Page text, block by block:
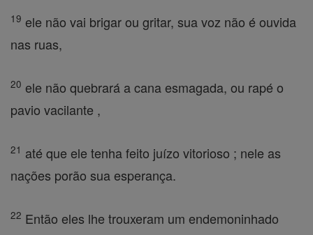
19 ele não vai brigar ou gritar, sua voz não é ouvida
nas ruas,
20 ele não quebrará a cana esmagada, ou rapé o
pavio vacilante ,
21 até que ele tenha feito juízo vitorioso ; nele as
nações porão sua esperança.
22 Então eles lhe trouxeram um endemoninhado